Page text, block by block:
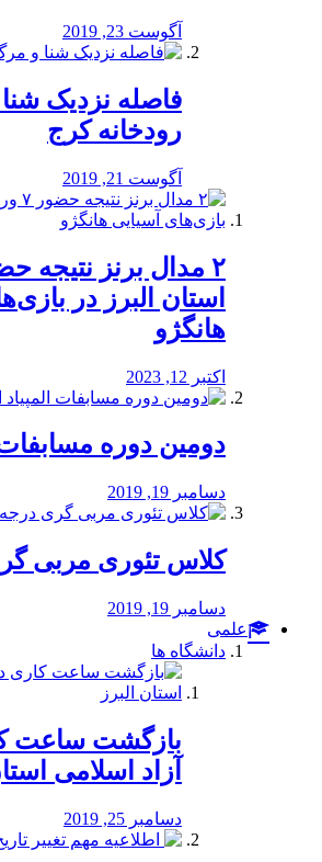
آگوست 23, 2019
️فاصله نزدیک
رودخانه کرج
آگوست 21, 2019
استان البرز در
هانگژو
اکتبر 12, 2023
دومین دوره
دسامبر 19, 2019
کلاس تئوری مربی گری
دسامبر 19, 2019
علمی
دانشگاه ها
بازگشت ساعت
آزاد اسلامی
دسامبر 25, 2019